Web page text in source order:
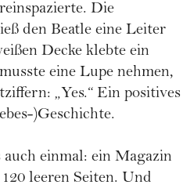
Die
den Beatle eine Leiter
Decke klebte ein
eine Lupe nehmen,
„Yes.“ Ein positives
)Geschichte.
einmal: ein Magazin
leeren Seiten. Und